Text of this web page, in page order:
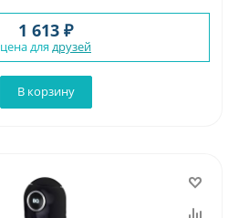
1 613 ₽
цена для друзей
В корзину